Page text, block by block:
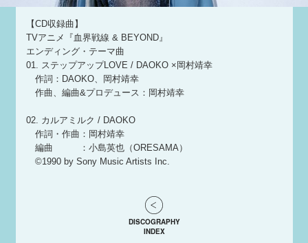
【CD収録曲】
TVアニメ『血界戦線 & BEYOND』
エンディング・テーマ曲
01. ステップアップLOVE / DAOKO ×岡村靖幸
作詞：DAOKO、岡村靖幸
作曲、編曲&プロデュース：岡村靖幸
02. カルアミルク / DAOKO
作詞・作曲：岡村靖幸
編曲 ：小島英也（ORESAMA）
©1990 by Sony Music Artists Inc.
DISCOGRAPHY
INDEX